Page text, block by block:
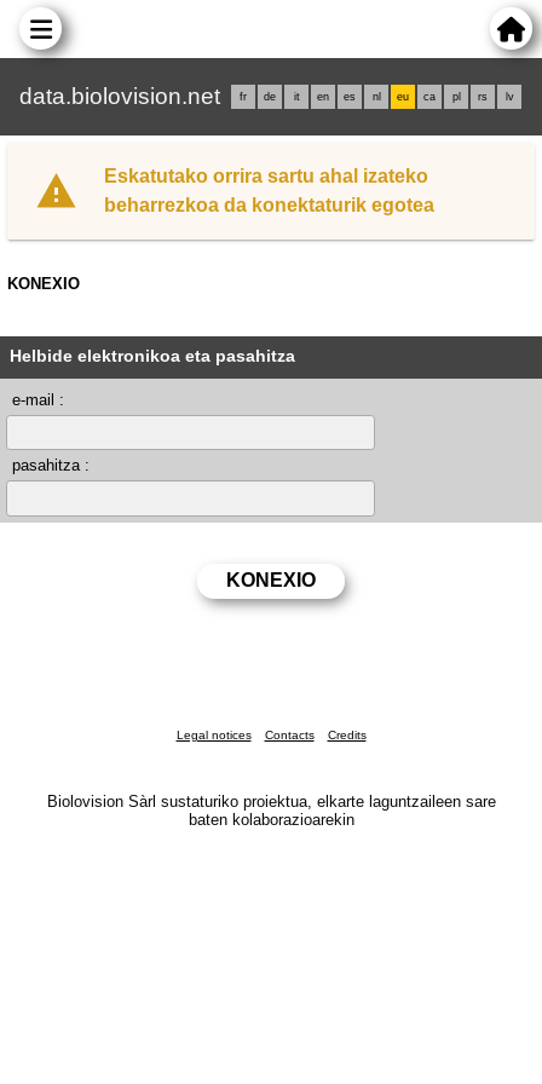
data.biolovision.net fr de it en es nl eu ca pl rs lv
Eskatutako orrira sartu ahal izateko
beharrezkoa da konektaturik egotea
KONEXIO
Helbide elektronikoa eta pasahitza
e-mail :
pasahitza :
Legal notices Contacts Credits
Biolovision Sàrl sustaturiko proiektua, elkarte laguntzaileen sare
baten kolaborazioarekin